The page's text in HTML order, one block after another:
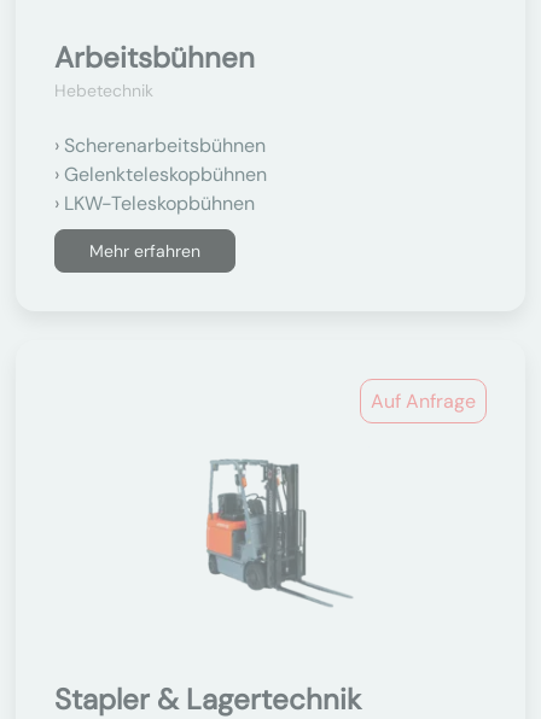
Arbeitsbühnen
Hebetechnik
Scherenarbeitsbühnen
Gelenkteleskopbühnen
LKW-Teleskopbühnen
Mehr erfahren
Auf Anfrage
Stapler & Lagertechnik